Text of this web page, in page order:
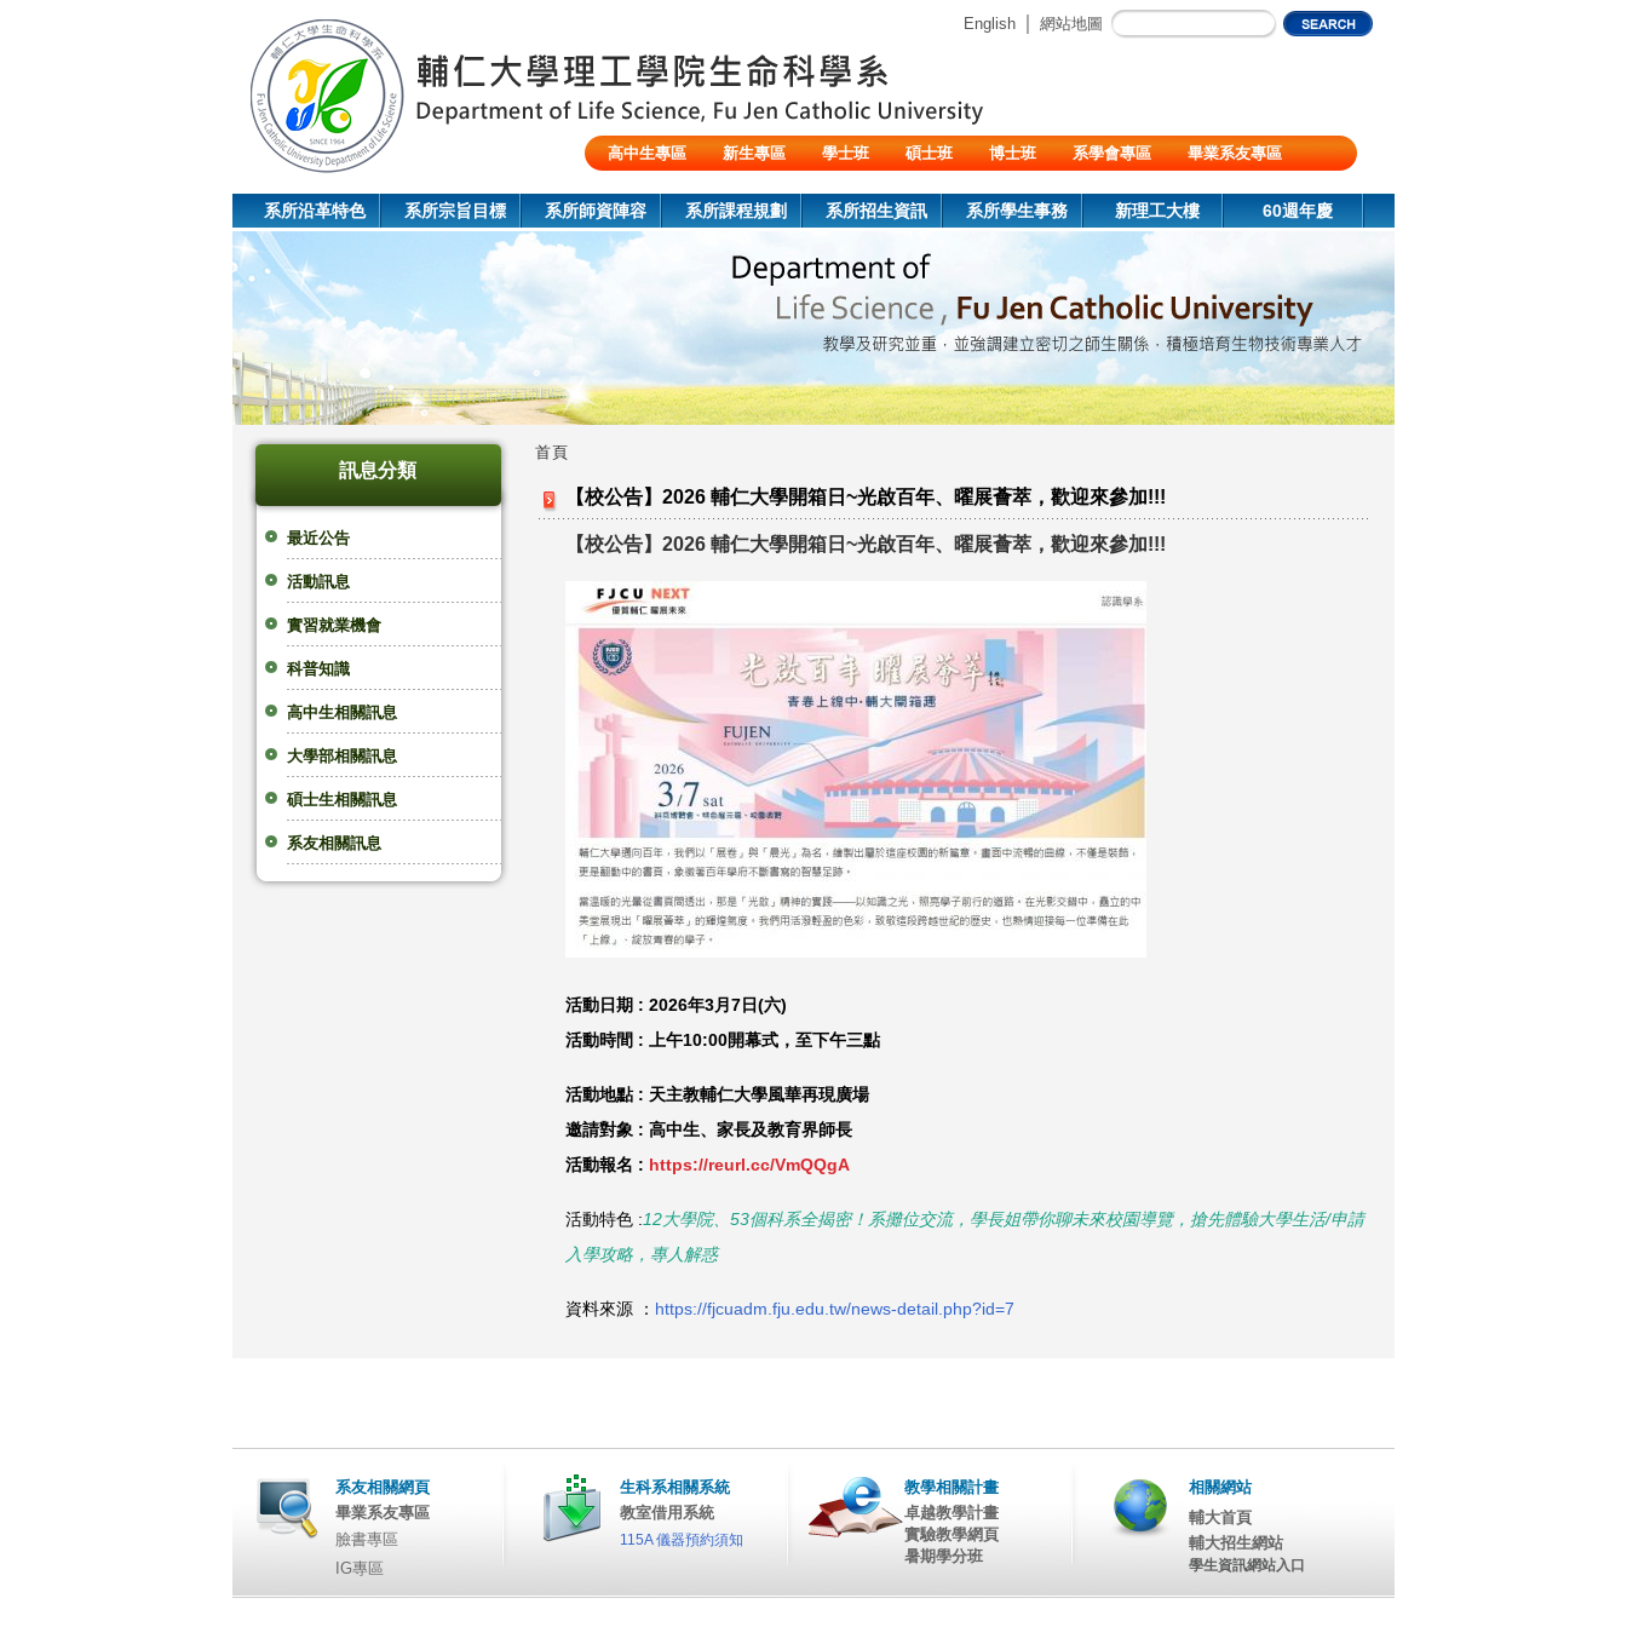
English 網站地圖
高中生專區 新生專區 學士班 碩士班 博士班 系學會專區
畢業系友專區
系所沿革特色 系所宗旨目標 系所師資陣容 系所課程規劃 系所招生資訊 系所學生事務 新理工大樓 60週年慶
訊息分類
最近公告
活動訊息
實習就業機會
科普知識
高中生相關訊息
大學部相關訊息
碩士生相關訊息
系友相關訊息
您
首頁
【校公告】2026 輔仁大學開箱日~光啟百年、曜展薈萃，歡迎來參加!!!
【校公告】2026 輔仁大學開箱日~光啟百年、曜展薈萃，歡迎來參加!!!
活動日期 : 2026年3月7日(六)
活動時間 : 上午10:00開幕式， 至下午三點
活動地點 : 天主教輔仁大學風華再現廣場
邀請對象 : 高中生、家長及教育界師長
活動報名 : https://reurl.cc/VmQQgA
活動特色 :12大學院、53個科系全揭密！系攤位交流，學長姐帶你聊未來校園導覽，搶先體驗大學生活/申請
入學攻略，專人解惑
資料來源 ： https://fjcuadm.fju.edu.tw/news-detail.php?id=7
系友相關網頁
畢業系友專區
臉書專區
IG專區
生科系相關系統
教室借用系統
115A 儀器預約須知
教學相關計畫
卓越教學計畫
實驗教學網頁
暑期學分班
相關網站
輔大首頁
輔大招生網站
學生資訊網站入口